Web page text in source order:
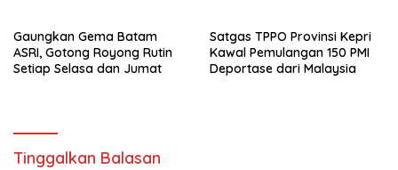
Gaungkan Gema Batam
ASRI, Gotong Royong Rutin
Setiap Selasa dan Jumat
Satgas TPPO Provinsi Kepri
Kawal Pemulangan 150 PMI
Deportase dari Malaysia
Tinggalkan Balasan